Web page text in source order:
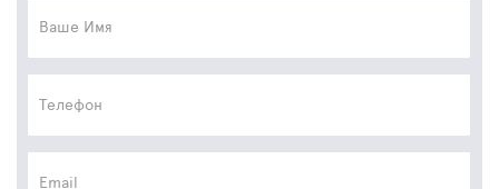
Ваше Имя
Телефон
Email